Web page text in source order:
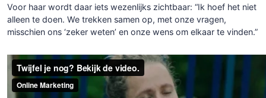
Voor haar wordt daar iets wezenlijks zichtbaar: “Ik hoef het niet
alleen te doen. We trekken samen op, met onze vragen,
misschien ons ‘zeker weten’ en onze wens om elkaar te vinden.”